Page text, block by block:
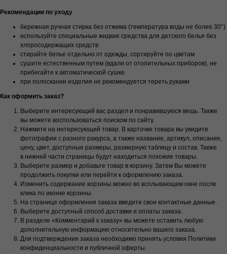
Рекомендации по уходу
бережная ручная стирка без отжима (температура воды не более 30°)
используйте специальные жидкие средства для детского белья без
хлоросодержащих средств
стирайте белье отдельно от одежды, сортируйте по цветам
сушите естественным путем (вдали от отопительных приборов), не
прибегайте к автоматической сушке
при полоскании изделия не рекомендуется тереть руками
Как оформить заказ?
Выберите интересующий вас раздел и понравившуюся вещь. Также
вы можете воспользоваться поиском по сайту.
Нажмите на интересующий товар. В карточке товара вы увидите
фотографии с разного ракурса, а также название, артикул, описание,
цену, цвет, доступные размеры, размерную таблицу и состав. Также
в нижней части страницы будут находиться похожие товары.
Выберите размер и добавьте товар в корзину. Затем Вы можете
продолжить покупки или перейти к оформлению заказа.
Изменить содержание корзины можно во всплывающем окне после
клика по иконке корзины.
На странице оформления заказа введите свои контактные данные.
Выберите доступный способ доставки и оплаты заказа.
В разделе «Комментарий к заказу» вы можете оставить любую
дополнительную информацию относительно вашего заказа.
Для подтверждения заказа необходимо принять условия Политики
конфиденциальности и публичной оферты.